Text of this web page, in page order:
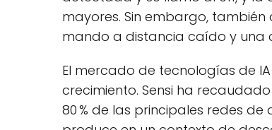
mayores. Sin embargo,
mando a distancia caído y una
El mercado de tecnologías de
crecimiento. Sensi ha
80 % de las principales redes